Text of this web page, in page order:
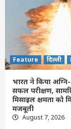
4
ईरान
पर
के
Feature दिल्ली
भारत ने किया
सफल परीक्षण,
मिसाइल क्षमता को
मजबूती
August 7, 2026